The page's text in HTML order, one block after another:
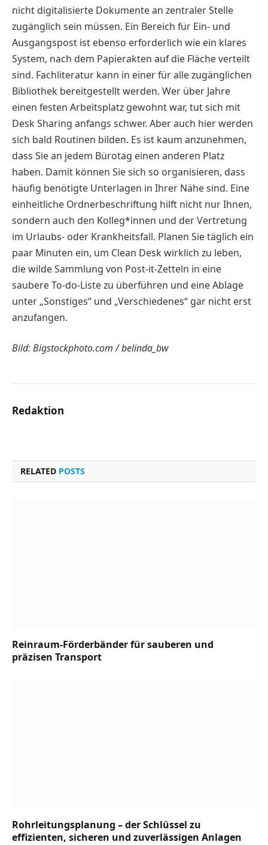
nicht digitalisierte Dokumente an zentraler Stelle
zugänglich sein müssen. Ein Bereich für Ein- und
Ausgangspost ist ebenso erforderlich wie ein klares
System, nach dem Papierakten auf die Fläche verteilt
sind. Fachliteratur kann in einer für alle zugänglichen
Bibliothek bereitgestellt werden. Wer über Jahre
einen festen Arbeitsplatz gewohnt war, tut sich mit
Desk Sharing anfangs schwer. Aber auch hier werden
sich bald Routinen bilden. Es ist kaum anzunehmen,
dass Sie an jedem Bürotag einen anderen Platz
haben. Damit können Sie sich so organisieren, dass
häufig benötigte Unterlagen in Ihrer Nähe sind. Eine
einheitliche Ordnerbeschriftung hilft nicht nur Ihnen,
sondern auch den Kolleg*innen und der Vertretung
im Urlaubs- oder Krankheitsfall. Planen Sie täglich ein
paar Minuten ein, um Clean Desk wirklich zu leben,
die wilde Sammlung von Post-it-Zetteln in eine
saubere To-do-Liste zu überführen und eine Ablage
unter „Sonstiges“ und „Verschiedenes“ gar nicht erst
anzufangen.
Bild: Bigstockphoto.com / belinda_bw
Redaktion
RELATED POSTS
Reinraum-Förderbänder für sauberen und
präzisen Transport
Rohrleitungsplanung – der Schlüssel zu
effizienten, sicheren und zuverlässigen Anlagen